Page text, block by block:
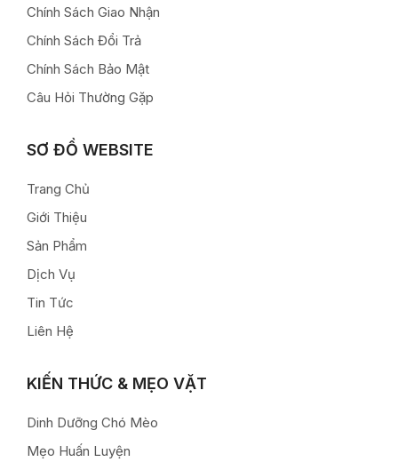
Chính Sách Giao Nhận
Chính Sách Đổi Trả
Chính Sách Bảo Mật
Câu Hỏi Thường Gặp
SƠ ĐỒ WEBSITE
Trang Chủ
Giới Thiệu
Sản Phẩm
Dịch Vụ
Tin Tức
Liên Hệ
KIẾN THỨC & MẸO VẶT
Dinh Dưỡng Chó Mèo
Mẹo Huấn Luyện